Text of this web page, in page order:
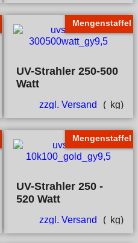
Mengenstaffel
UV-Strahler 250-500
Watt
zzgl. Versand kg
Mengenstaffel
UV-Strahler 250 -
520 Watt
zzgl. Versand kg